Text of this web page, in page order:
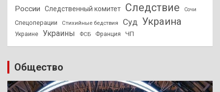
России
Следственный комитет Следствие Сочи
Спецоперации Стихийные бедствия Суд Украина
Украине Украины ФСБ Франция ЧП
Общество